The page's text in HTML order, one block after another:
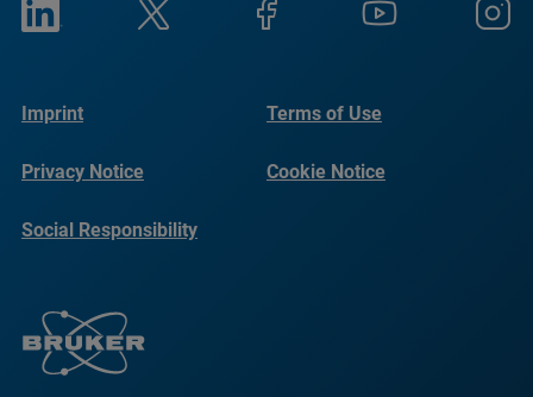
Imprint Terms of Use
Privacy Notice Cookie Notice
Social Responsibility